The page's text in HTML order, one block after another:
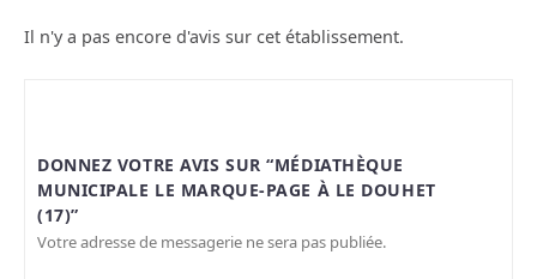
Il n'y a pas encore d'avis sur cet établissement.
DONNEZ VOTRE AVIS SUR “MÉDIATHÈQUE
MUNICIPALE LE MARQUE-PAGE À LE DOUHET
(17)”
Votre adresse de messagerie ne sera pas publiée.